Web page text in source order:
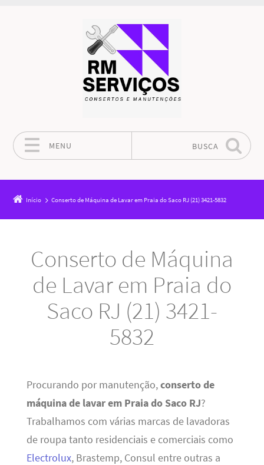
MENU BUSCA
Início Conserto de Máquina de Lavar em Praia do Saco RJ (21) 3421-5832
Conserto de Máquina
de Lavar em Praia do
Saco RJ (21) 3421-
5832
Procurando por manutenção,conserto de
máquina de lavar em Praia do Saco RJ?
Trabalhamos com várias marcas de lavadoras
de roupa tanto residenciais e comerciais como
Electrolux, Brastemp, Consul entre outras a